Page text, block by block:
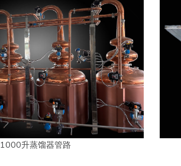
1000升蒸馏器管路